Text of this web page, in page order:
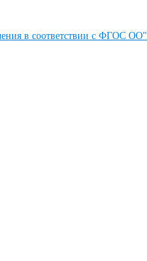
в соответствии с ФГОС ОО"